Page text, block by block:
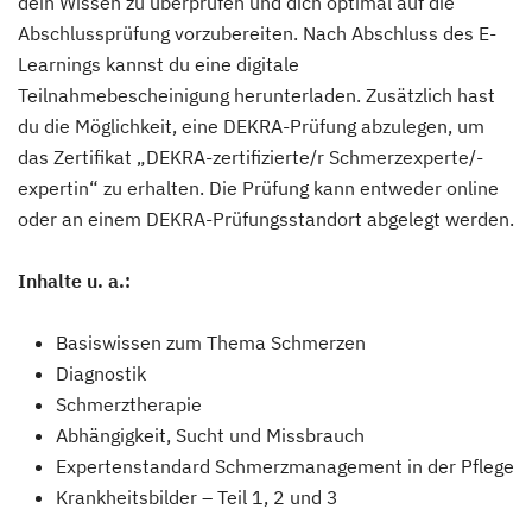
Abschlussprüfung vorzubereiten. Nach Abschluss des E-
Learnings kannst du eine digitale
Teilnahmebescheinigung herunterladen. Zusätzlich hast
du die Möglichkeit, eine DEKRA-Prüfung abzulegen, um
das Zertifikat „DEKRA-zertifizierte/r Schmerzexperte/-
expertin“ zu erhalten. Die Prüfung kann entweder online
oder an einem DEKRA-Prüfungsstandort abgelegt werden.
Inhalte u. a.:
Basiswissen zum Thema Schmerzen
Diagnostik
Schmerztherapie
Abhängigkeit, Sucht und Missbrauch
Expertenstandard Schmerzmanagement in der Pflege
Krankheitsbilder – Teil 1, 2 und 3